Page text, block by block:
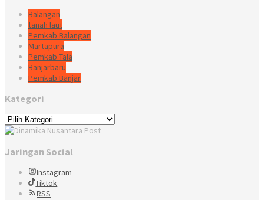
Balangan
tanah laut
Pemkab Balangan
Martapura
Pemkab Tala
Banjarbaru
Pemkab Banjar
Kategori
Kategori
Jaringan Social
Instagram
Tiktok
RSS